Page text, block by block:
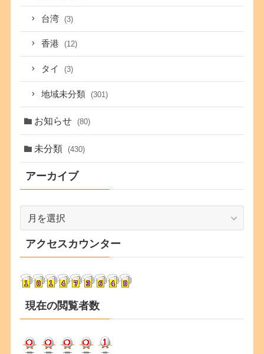
台湾 (3)
香港 (12)
タイ (3)
地域未分類 (301)
お知らせ (80)
未分類 (430)
アーカイブ
カ
イ
アクセスカウンター
現在の閲覧者数